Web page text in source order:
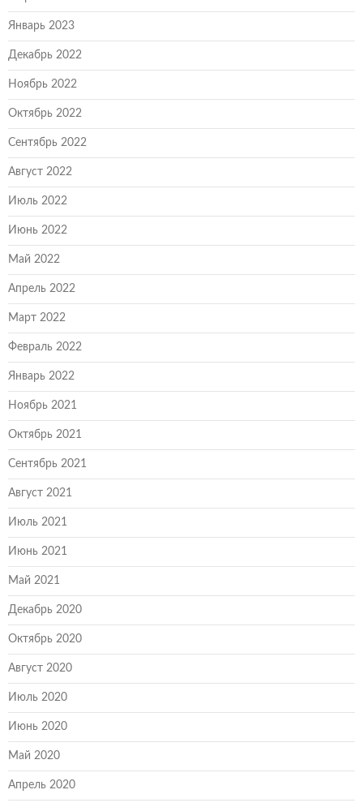
Январь 2023
Декабрь 2022
Ноябрь 2022
Октябрь 2022
Сентябрь 2022
Август 2022
Июль 2022
Июнь 2022
Май 2022
Апрель 2022
Март 2022
Февраль 2022
Январь 2022
Ноябрь 2021
Октябрь 2021
Сентябрь 2021
Август 2021
Июль 2021
Июнь 2021
Май 2021
Декабрь 2020
Октябрь 2020
Август 2020
Июль 2020
Июнь 2020
Май 2020
Апрель 2020